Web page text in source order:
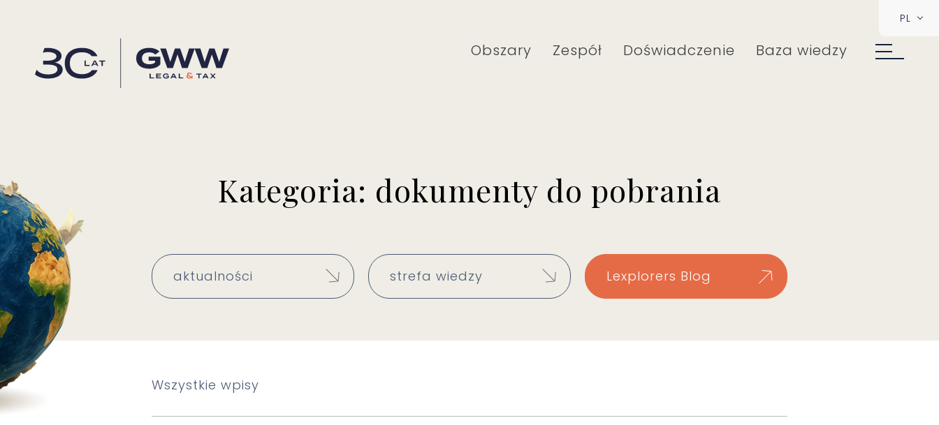
Obszary Zespół Doświadczenie Baza wiedzy
PL
Kategoria: dokumenty do pobrania
aktualności strefa wiedzy Lexplorers Blog
Wszystkie wpisy